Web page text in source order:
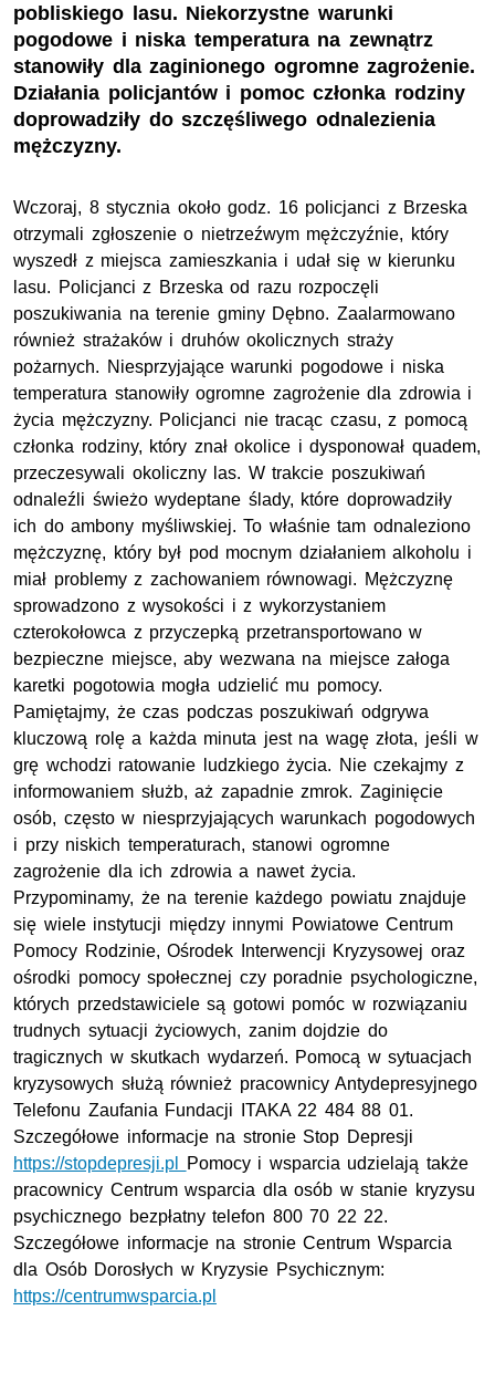
pobliskiego lasu. Niekorzystne warunki
pogodowe i niska temperatura na zewnątrz
stanowiły dla zaginionego ogromne zagrożenie.
Działania policjantów i pomoc członka rodziny
doprowadziły do szczęśliwego odnalezienia
mężczyzny.
Wczoraj, 8 stycznia około godz. 16 policjanci z Brzeska
otrzymali zgłoszenie o nietrzeźwym mężczyźnie, który
wyszedł z miejsca zamieszkania i udał się w kierunku
lasu. Policjanci z Brzeska od razu rozpoczęli
poszukiwania na terenie gminy Dębno. Zaalarmowano
również strażaków i druhów okolicznych straży
pożarnych. Niesprzyjające warunki pogodowe i niska
temperatura stanowiły ogromne zagrożenie dla zdrowia i
życia mężczyzny. Policjanci nie tracąc czasu, z pomocą
członka rodziny, który znał okolice i dysponował quadem,
przeczesywali okoliczny las. W trakcie poszukiwań
odnaleźli świeżo wydeptane ślady, które doprowadziły
ich do ambony myśliwskiej. To właśnie tam odnaleziono
mężczyznę, który był pod mocnym działaniem alkoholu i
miał problemy z zachowaniem równowagi. Mężczyznę
sprowadzono z wysokości i z wykorzystaniem
czterokołowca z przyczepką przetransportowano w
bezpieczne miejsce, aby wezwana na miejsce załoga
karetki pogotowia mogła udzielić mu pomocy.
Pamiętajmy, że czas podczas poszukiwań odgrywa
kluczową rolę a każda minuta jest na wagę złota, jeśli w
grę wchodzi ratowanie ludzkiego życia. Nie czekajmy z
informowaniem służb, aż zapadnie zmrok. Zaginięcie
osób, często w niesprzyjających warunkach pogodowych
i przy niskich temperaturach, stanowi ogromne
zagrożenie dla ich zdrowia a nawet życia.
Przypominamy, że na terenie każdego powiatu znajduje
się wiele instytucji między innymi Powiatowe Centrum
Pomocy Rodzinie, Ośrodek Interwencji Kryzysowej oraz
ośrodki pomocy społecznej czy poradnie psychologiczne,
których przedstawiciele są gotowi pomóc w rozwiązaniu
trudnych sytuacji życiowych, zanim dojdzie do
tragicznych w skutkach wydarzeń. Pomocą w sytuacjach
kryzysowych służą również pracownicy Antydepresyjnego
Telefonu Zaufania Fundacji ITAKA 22 484 88 01.
Szczegółowe informacje na stronie Stop Depresji
https://stopdepresji.pl
Pomocy i wsparcia udzielają także
pracownicy Centrum wsparcia dla osób w stanie kryzysu
psychicznego bezpłatny telefon 800 70 22 22.
Szczegółowe informacje na stronie Centrum Wsparcia
dla Osób Dorosłych w Kryzysie Psychicznym:
https://centrumwsparcia.pl